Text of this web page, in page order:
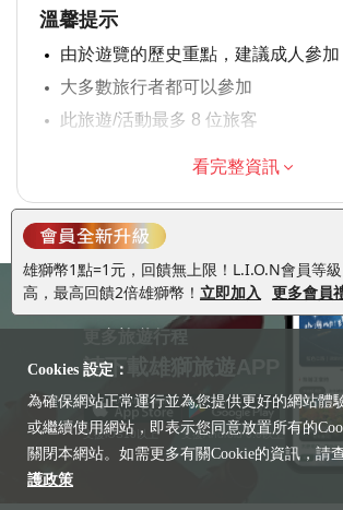
雄獅幣1點=1元，回饋無上限！L.I.O.N會員等
高，最高回饋2倍雄獅幣！ 立即加入 更多會員
溫馨提示
由於遊覽的歷史重點，建議成人參
大多數旅行者都可以參加
此旅遊/活動最多 8 位旅客
看完整資訊
請下載雄獅旅遊APP
支援iOS10以上 支援Android 6.0以上
Cookies 設定：
為確保網站正常運行並為您提供更好的網站體
或繼續使用網站，即表示您同意放置所有的
關閉本網站。如需更多有關Cookie的資訊，請
護政策